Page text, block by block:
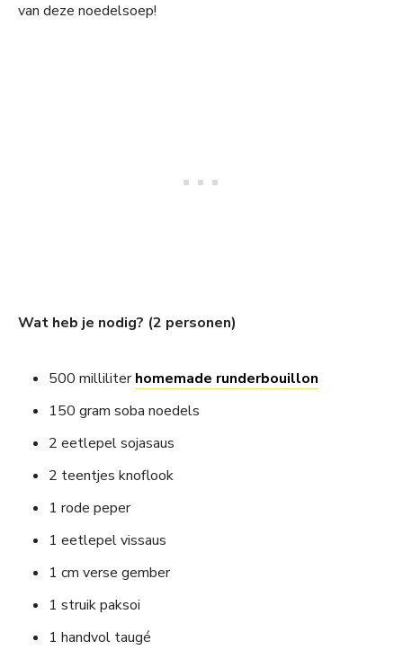
van deze noedelsoep!
Wat heb je nodig? (2 personen)
500 milliliterhomemade runderbouillon
150 gram soba noedels
2 eetlepel sojasaus
2 teentjes knoflook
1 rode peper
1 eetlepel vissaus
1 cm verse gember
1 struik paksoi
1 handvol taugé